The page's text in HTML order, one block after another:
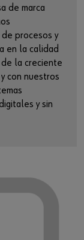
de marca
procesos y
en la calidad
la creciente
con nuestros
y sin